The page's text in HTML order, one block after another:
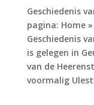
Geschiedenis
pagina: Home
Geschiedenis
is gelegen in
van de
voormalig